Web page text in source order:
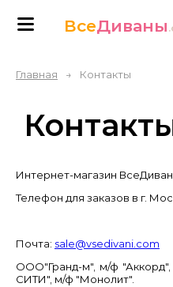
ВсеДиваны
Главная → Контакты
Интернет-магазин
Телефон для заказов в г.
Почта: sale@vsedivani.com
ООО"Гранд-м", м/ф
СИТИ", м/ф "Монолит".